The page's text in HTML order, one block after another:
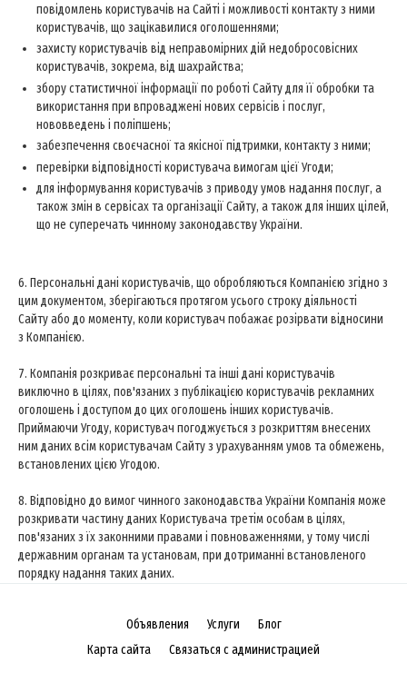
повідомлень користувачів на Сайті і можливості контакту з ними
користувачів, що зацікавилися оголошеннями;
захисту користувачів від неправомірних дій недобросовісних
користувачів, зокрема, від шахрайства;
збору статистичної інформації по роботі Сайту для її обробки та
використання при впроваджені нових сервісів і послуг,
нововведень і поліпшень;
забезпечення своєчасної та якісної підтримки, контакту з ними;
перевірки відповідності користувача вимогам цієї Угоди;
для інформування користувачів з приводу умов надання послуг, а
також змін в сервісах та організації Сайту, а також для інших цілей,
що не суперечать чинному законодавству України.
6. Персональні дані користувачів, що обробляються Компанією згідно з
цим документом, зберігаються протягом усього строку діяльності
Сайту або до моменту, коли користувач побажає розірвати відносини
з Компанією.
7. Компанія розкриває персональні та інші дані користувачів
виключно в цілях, пов'язаних з публікацією користувачів рекламних
оголошень і доступом до цих оголошень інших користувачів.
Приймаючи Угоду, користувач погоджується з розкриттям внесених
ним даних всім користувачам Сайту з урахуванням умов та обмежень,
встановлених цією Угодою.
8. Відповідно до вимог чинного законодавства України Компанія може
розкривати частину даних Користувача третім особам в цілях,
пов'язаних з їх законними правами і повноваженнями, у тому числі
державним органам та установам, при дотриманні встановленого
порядку надання таких даних.
Объявления Услуги
Блог
Карта сайта
Связаться с администрацией